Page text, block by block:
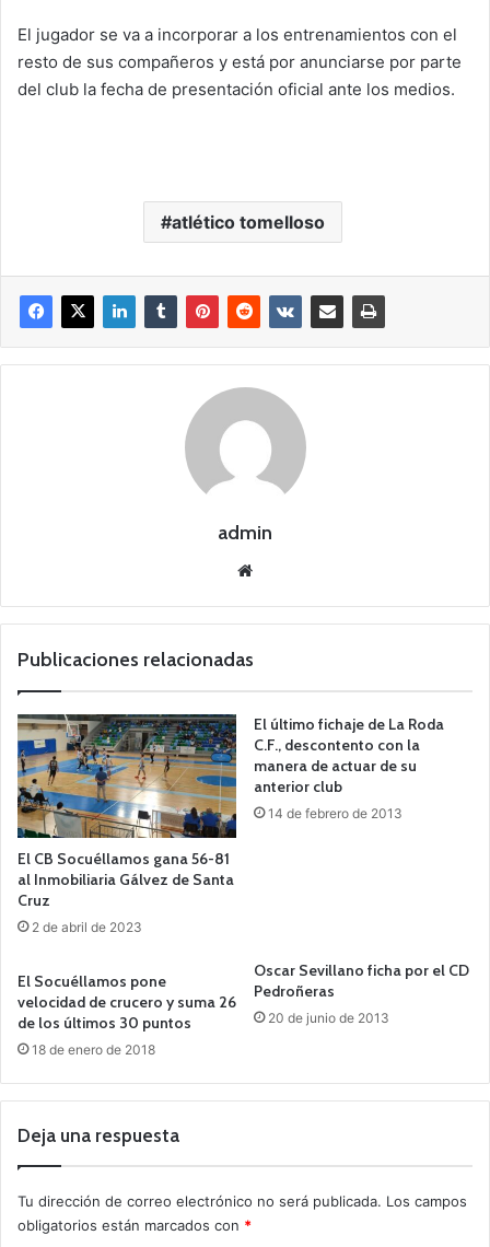
El jugador se va a incorporar a los entrenamientos con el
resto de sus compañeros y está por anunciarse por parte
del club la fecha de presentación oficial ante los medios.
atlético tomelloso
admin
we
Publicaciones relacionadas
El CB Socuéllamos gana 56-81
al Inmobiliaria Gálvez de Santa
Cruz
2 de abril de 2023
El último fichaje de La Roda
C.F., descontento con la
manera de actuar de su
anterior club
14 de febrero de 2013
El Socuéllamos pone
velocidad de crucero y suma 26
de los últimos 30 puntos
18 de enero de 2018
Oscar Sevillano ficha por el CD
Pedroñeras
20 de junio de 2013
Deja una respuesta
Tu dirección de correo electrónico no será publicada. Los campos
obligatorios están marcados con *